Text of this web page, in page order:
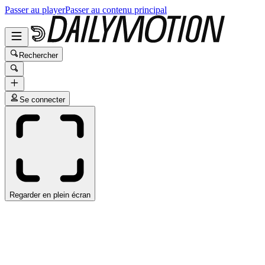
Passer au playerPasser au contenu principal
Rechercher
Se connecter
Regarder en plein écran